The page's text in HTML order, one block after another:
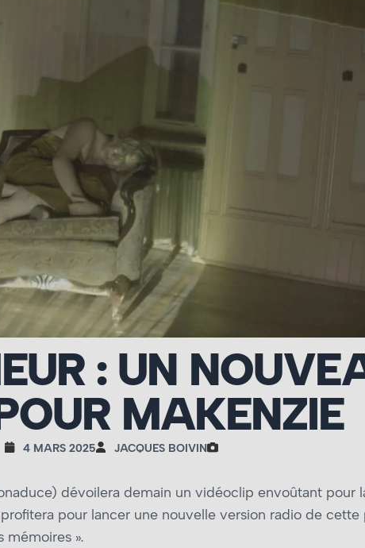
: UN
MAKENZIE
4 MARS 2025 JACQUES BOIVIN
dévoilera demain un vidéoclip envoûtant pour
pour lancer une nouvelle version radio de cette
mémoires ».